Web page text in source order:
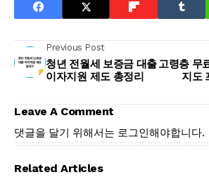
Previous Post
청년 전월세 보증금 대출
이자지원 제도 총정리
고령층 무
지도
Leave A Comment
댓글을 달기 위해서는 로그인해야합니다.
Related Articles